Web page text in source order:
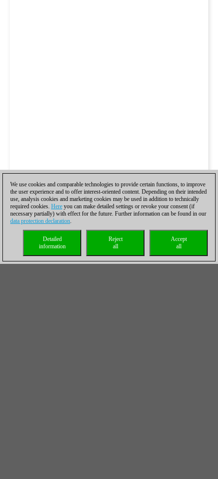
We use cookies and comparable technologies to provide certain functions, to improve
the user experience and to offer interest-oriented content. Depending on their intended
use, analysis cookies and marketing cookies may be used in addition to technically
required cookies. Here you can make detailed settings or revoke your consent (if
necessary partially) with effect for the future. Further information can be found in our
data protection declaration.
Accept
all
Reject
all
Detailed
information